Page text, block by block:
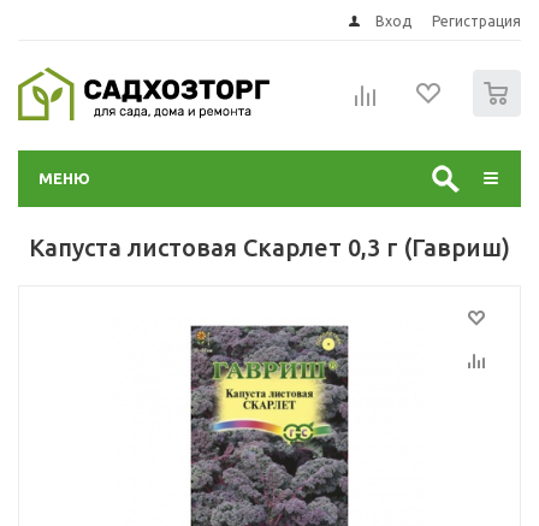
Вход Регистрация
МЕНЮ
Капуста листовая Скарлет 0,3 г (Гавриш)